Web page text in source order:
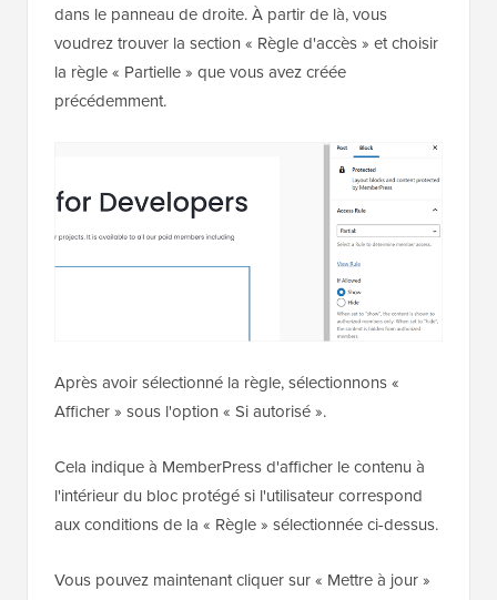
dans le panneau de droite. À partir de là, vous
voudrez trouver la section « Règle d'accès » et choisir
la règle « Partielle » que vous avez créée
précédemment.
Après avoir sélectionné la règle, sélectionnons «
Afficher » sous l'option « Si autorisé ».
Cela indique à MemberPress d'afficher le contenu à
l'intérieur du bloc protégé si l'utilisateur correspond
aux conditions de la « Règle » sélectionnée ci-dessus.
Vous pouvez maintenant cliquer sur « Mettre à jour »